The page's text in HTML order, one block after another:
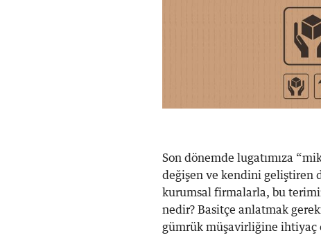
Son dönemde lugatımıza
değişen ve kendini geliştiren
kurumsal firmalarla, bu
nedir? Basitçe anlatmak
gümrük müşavirliğine ihtiyaç